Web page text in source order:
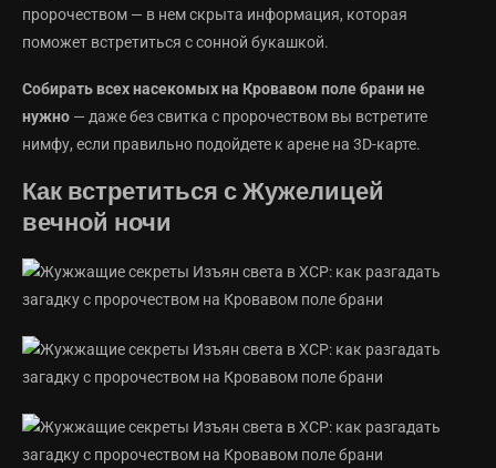
пророчеством — в нем скрыта информация, которая
поможет встретиться с сонной букашкой.
Собирать всех насекомых на Кровавом поле брани не
нужно — даже без свитка с пророчеством вы встретите
нимфу, если правильно подойдете к арене на 3D-карте.
Как встретиться с Жужелицей
вечной ночи